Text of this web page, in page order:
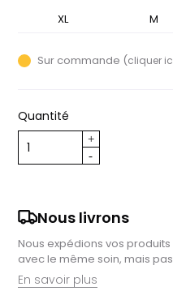
S M
XL
Sur commande (cliquer
Quantité
Nous livrons
Nous expédions vos
avec le même soin, mais
En savoir plus